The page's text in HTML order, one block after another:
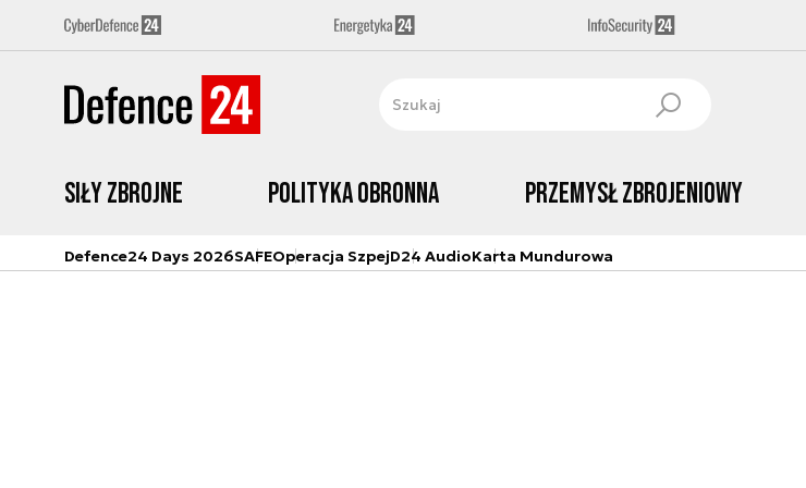
Siły zbrojne Polityka obronna Przemysł Zbrojeniowy
Defence24 Days 2026SAFEOperacja SzpejD24 AudioKarta Mundurowa